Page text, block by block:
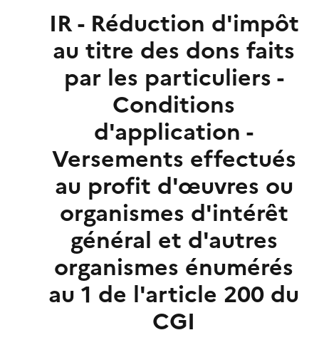
IR - Réduction d'impôt
au titre des dons faits
par les particuliers -
Conditions
d'application -
Versements effectués
au profit d'œuvres ou
organismes d'intérêt
général et d'autres
organismes énumérés
au 1 de l'article 200 du
CGI